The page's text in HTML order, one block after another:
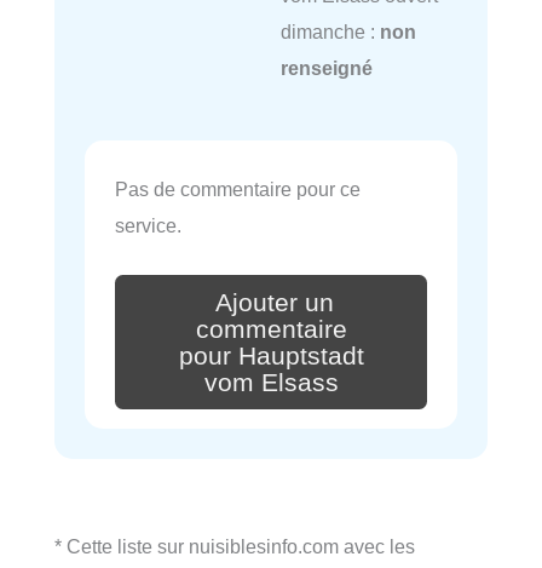
dimanche : non
renseigné
Pas de commentaire pour ce
service.
Ajouter un
commentaire
pour Hauptstadt
vom Elsass
* Cette liste sur nuisiblesinfo.com avec les